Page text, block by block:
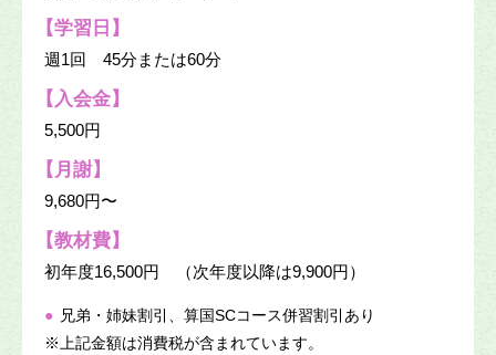
【学習日】
週1回 45分または60分
【入会金】
5,500円
【月謝】
9,680円〜
【教材費】
初年度16,500円 （次年度以降は9,900円）
●
兄弟・姉妹割引、算国SCコース併習割引あり
※ 上記金額は消費税が含まれています。